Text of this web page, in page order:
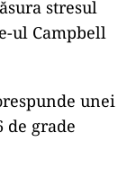
stresul
ul Campbell
unei
de grade